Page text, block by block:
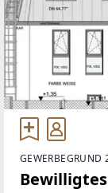
GEWERBEGRUND